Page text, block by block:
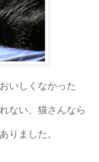
いしくなかった
ない、猫さんなら
りました。